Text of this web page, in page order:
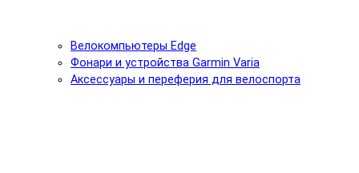
Велокомпьютеры Edge
Фонари и устройства Garmin Varia
Аксессуары и переферия для велоспорта